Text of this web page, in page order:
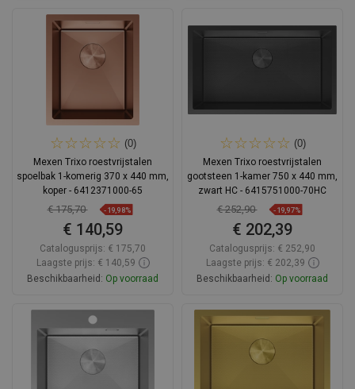
In winkelwagen
(0)
Mexen Trixo roestvrijstalen
spoelbak 1-komerig 370 x 440 mm,
koper - 6412371000-65
€ 175,70 -19,98%
€ 140,59
Catalogusprijs: € 175,70
Laagste prijs: € 140,59
Beschikbaarheid: Op voorraad
In winkelwagen
favorite_border Favoriet
Vergelijk
(0)
Mexen Trixo roestvrijstalen
gootsteen 1-kamer 750 x 440 mm,
zwart HC - 6415751000-70HC
€ 252,90 -19,97%
€ 202,39
Catalogusprijs: € 252,90
Laagste prijs: € 202,39
Beschikbaarheid: Op voorraad
In winkelwagen